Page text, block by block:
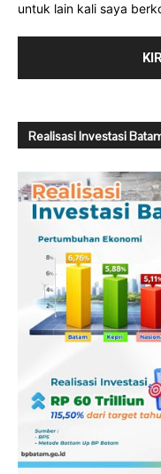
untuk lain kali saya
Realisasi Investasi